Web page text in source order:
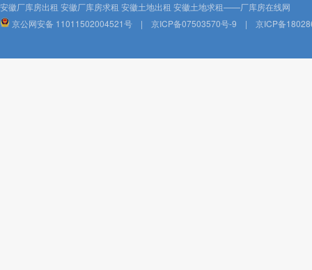
安徽厂库房出租 安徽厂库房求租 安徽土地出租 安徽土地求租——厂库房在线网
京公网安备 11011502004521号 | 京ICP备07503570号-9 | 京ICP备